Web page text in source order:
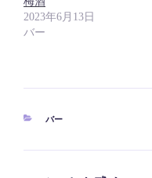
2023年6月13日
バー
カ
バー